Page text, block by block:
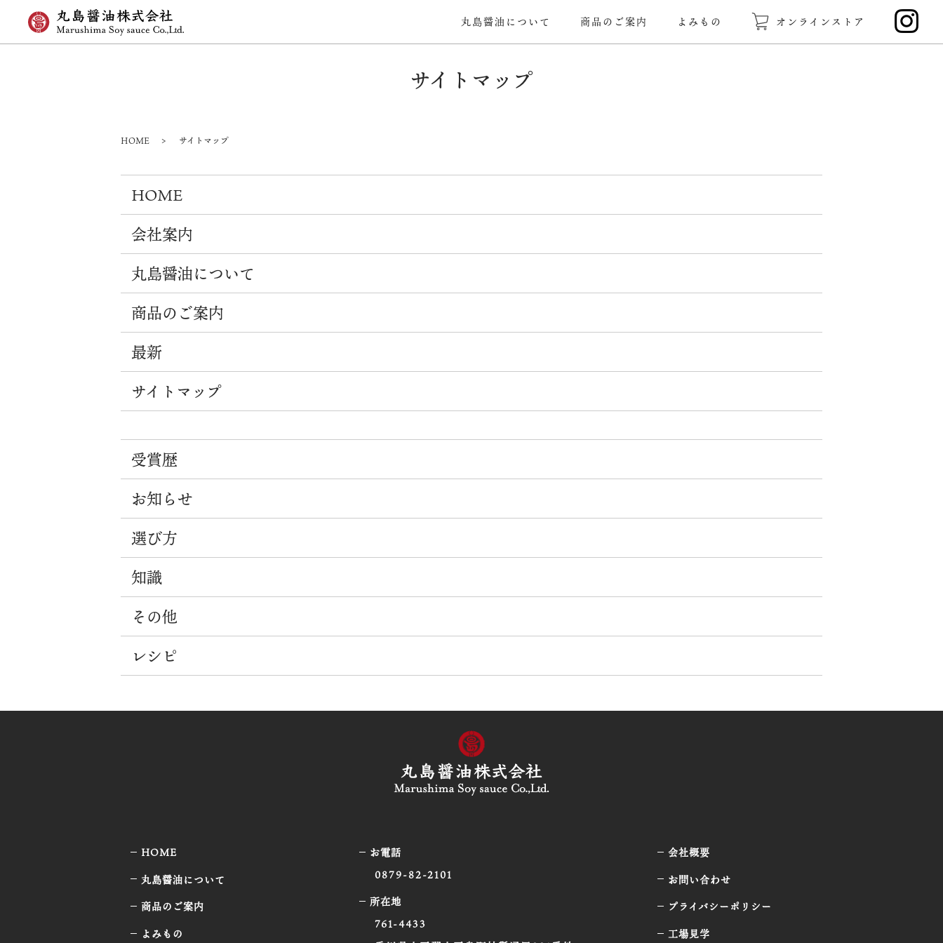
丸島醤油について 商品のご案内 よみもの オンラインストア
サイトマップ
HOME サイトマップ
HOME
会社案内
丸島醤油について
商品のご案内
最新
サイトマップ
受賞歴
お知らせ
選び方
知識
その他
レシピ
HOME
丸島醤油について
商品のご案内
よみもの
お電話
0879-82-2101
所在地
761-4433
会社概要
お問い合わせ
プライバシーポリシー
工場見学